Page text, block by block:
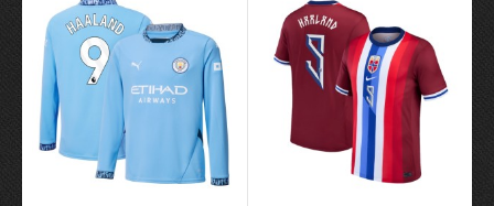
Oficiální Fotbalový Dres
Manchester City Haaland
9 Třetí 2024-25 pro Muži
70,55€ 29,88€